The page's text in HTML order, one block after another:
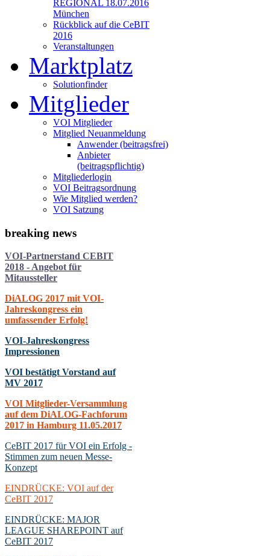
REGIONAL 18.07.2016
München
Rückblick auf die CeBIT
2016
Veranstaltungen
Marktplatz
Solutionfinder
Mitglieder
VOI Mitglieder
Mitglied Neuanmeldung
Anwender (beitragsfrei)
Anbieter
(beitragspflichtig)
Mitgliederlogin
VOI Beitragsordnung
Wie Mitglied werden?
VOI Satzung
breaking news
VOI-Partnerstand CEBIT
2018 - Angebot für
Mitaussteller
DiALOG 2017 mit VOI-
Jahreskongress ein
umfassender Erfolg!
VOI-Jahreskongress
Impressionen
VOI bestätigt Vorstand auf
MV 2017
VOI Mitglieder-Versammlung
auf dem DiALOG-Fachforum
2017 in Hamburg 11.05.2017
CeBIT 2017 für VOI ein Erfolg -
Stimmen zum neuen Messe-
Konzept
EINDRÜCKE: VOI auf der
CeBIT 2017
EINDRÜCKE: MAJOR
LEAGUE SHAREPOINT auf
CeBIT 2017